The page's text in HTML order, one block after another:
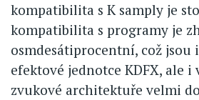
kompatibilita s K samply je
kompatibilita s programy je
osmdesátiprocentní, což jsou
efektové jednotce KDFX, ale i
zvukové architektuře velmi